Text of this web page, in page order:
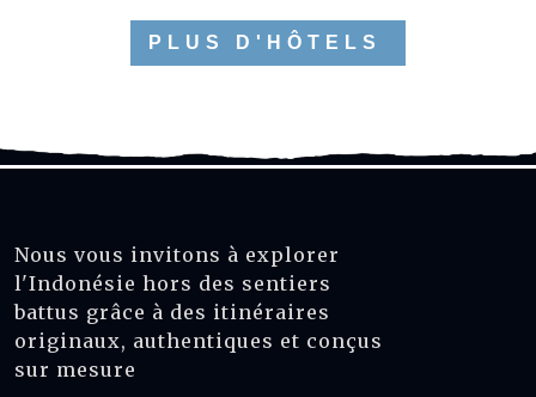
PLUS D'HÔTELS
Nous vous invitons à explorer
l'Indonésie hors des sentiers
battus grâce à des itinéraires
originaux, authentiques et conçus
sur mesure